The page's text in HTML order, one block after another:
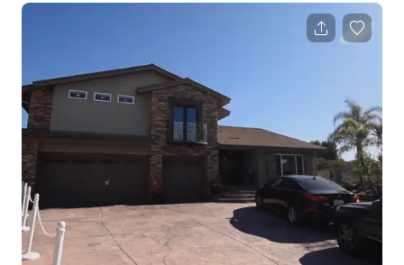
2 sedie imbottite - TV HD da 65": connessioni HDMI e USB per
collegare e mostrare - Illuminazione decorativa d'accento -
https://www.udr.com/inland-empire-apartments/rancho-
cucamonga/verano-at-rancho-cucam